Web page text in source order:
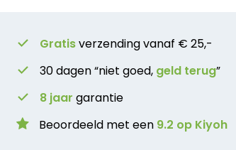
Gratisverzending vanaf € 25,-
30 dagen “niet goed, geld terug”
8 jaar garantie
Beoordeeld met een 9.2 op Kiyoh